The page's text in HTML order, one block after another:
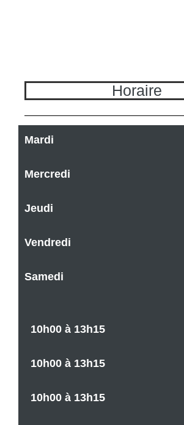
Horaire
Mardi
Mercredi
Jeudi
Vendredi
Samedi
10h00 à 13h15
10h00 à 13h15
10h00 à 13h15